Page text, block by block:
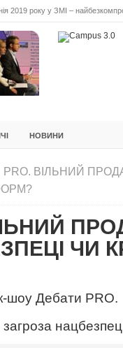
2019 року у ЗМІ –
лідерство. Випуск 3
ЛІДЕРСТВО.
НОВИНИ
ВІЛЬНИЙ
ЧИ
шоу Дебати PRO.